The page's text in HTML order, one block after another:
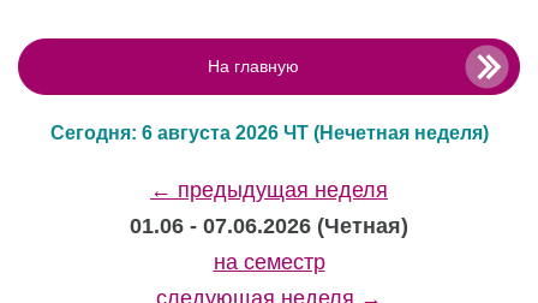
На главную
Сегодня: 6 августа 2026 ЧТ (Нечетная неделя)
← предыдущая неделя
01.06 - 07.06.2026 (Четная)
на семестр